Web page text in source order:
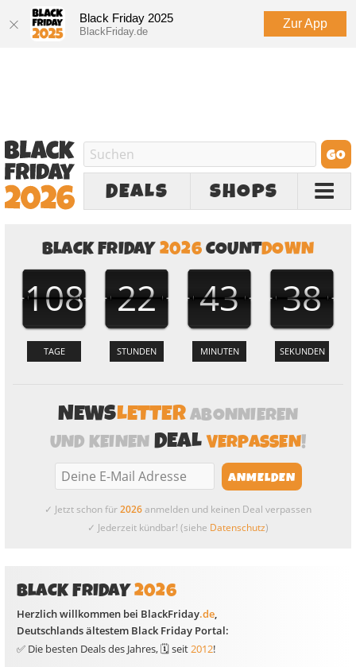
Black Friday 2025
BlackFriday.de
Zur App
DEALS SHOPS
BLACK FRIDAY2026COUNTDOWN
108 22 43 36
NEWSLETTERABONNIEREN
UND KEINENDEALVERPASSEN!
✓ Jetzt schon für2026anmelden und keinen Deal verpassen
✓ Jederzeit kündbar! (siehe Datenschutz)
BLACK FRIDAY2026
Herzlich willkommen bei BlackFriday.de,
Deutschlands ältestem Black Friday Portal:
✅ Die besten Deals des Jahres, 🗓️ seit2012!